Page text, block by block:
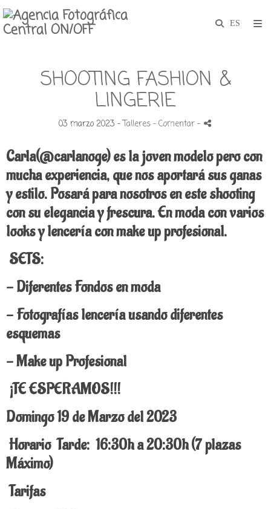
SHOOTING FASHION &
LINGERIE
03 marzo 2023 -Talleres- Comentar-
Carla(@carlanoge) es la joven modelo pero con
mucha experiencia, que nos aportará sus ganas
y estilo. Posará para nosotros en este shooting
con su elegancia y frescura.En moda con varios
looks y lencería con make up profesional.
SETS:
- Diferentes Fondos en moda
- Fotografías lencería usando diferentes
esquemas
- Make up Profesional
¡TE ESPERAMOS!!!
Domingo 19 de Marzodel 2023
Horario Tarde: 16:30h a 20:30h (7 plazas
Máximo)
Tarifas